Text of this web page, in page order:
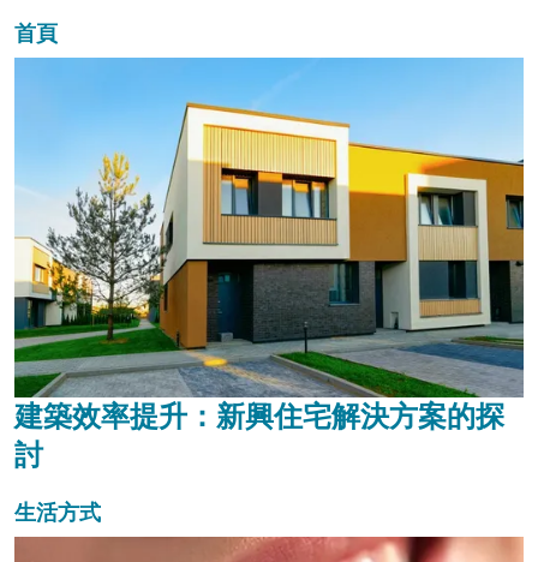
首頁
建築效率提升：新興住宅解決方案的探
討
生活方式